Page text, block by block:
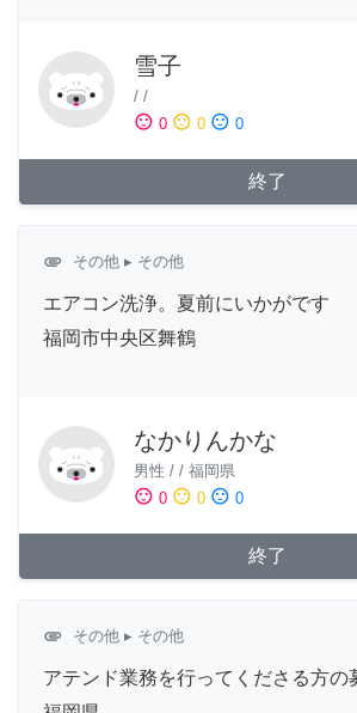
雪子
/ /
sentiment_satisfied 0 sentiment_neutral 0 sentiment_dissatisfied 0
終了
attachment その他 ▸ その他
エアコン洗浄。夏前にいかがです
福岡市中央区舞鶴
なかりんかな
男性 / / 福岡県
sentiment_satisfied 0 sentiment_neutral 0 sentiment_dissatisfied 0
終了
attachment その他 ▸ その他
アテンド業務を行ってくださる方の